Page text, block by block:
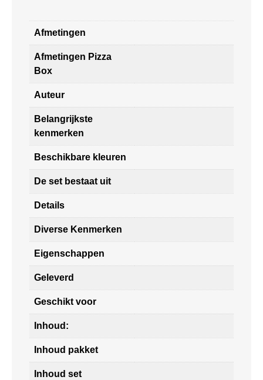
Afmetingen
Afmetingen Pizza
Box
Auteur
Belangrijkste
kenmerken
Beschikbare kleuren
De set bestaat uit
Details
Diverse Kenmerken
Eigenschappen
Geleverd
Geschikt voor
Inhoud:
Inhoud pakket
Inhoud set